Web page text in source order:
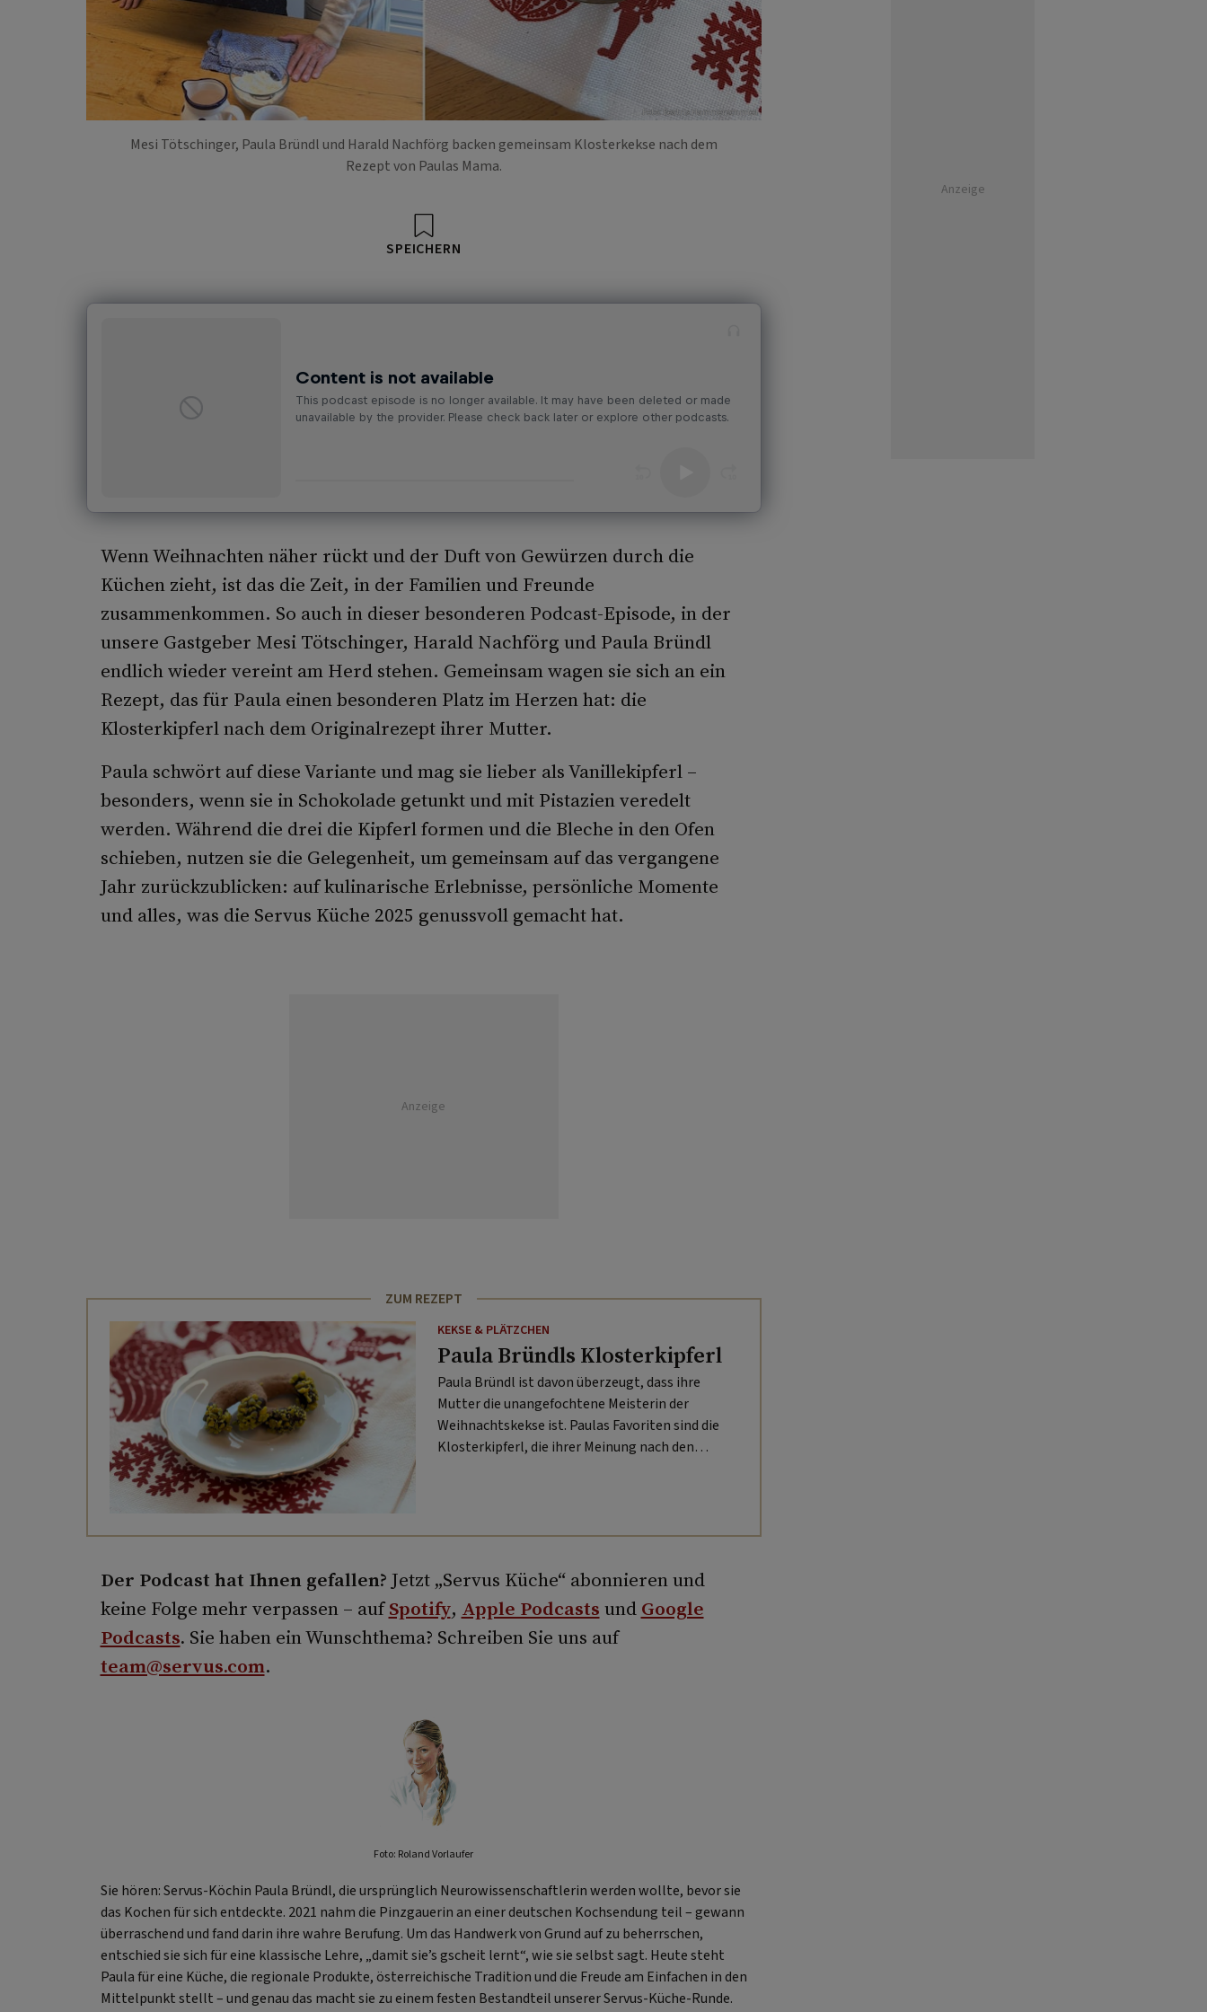
Foto: Beatrix Hammerschmied
Mesi Tötschinger, Paula Bründl und Harald Nachförg backen gemeinsam Klosterkekse nach dem
Rezept von Paulas Mama.
SPEICHERN
Wenn Weihnachten näher rückt und der Duft von Gewürzen durch die
Küchen zieht, ist das die Zeit, in der Familien und Freunde
zusammenkommen. So auch in dieser besonderen Podcast-Episode, in der
unsere Gastgeber Mesi Tötschinger, Harald Nachförg und Paula Bründl
endlich wieder vereint am Herd stehen. Gemeinsam wagen sie sich an ein
Rezept, das für Paula einen besonderen Platz im Herzen hat: die
Klosterkipferl nach dem Originalrezept ihrer Mutter.
Paula schwört auf diese Variante und mag sie lieber als Vanillekipferl –
besonders, wenn sie in Schokolade getunkt und mit Pistazien veredelt
werden. Während die drei die Kipferl formen und die Bleche in den Ofen
schieben, nutzen sie die Gelegenheit, um gemeinsam auf das vergangene
Jahr zurückzublicken: auf kulinarische Erlebnisse, persönliche Momente
und alles, was die Servus Küche 2025 genussvoll gemacht hat.
Anzeige
ZUM REZEPT
KEKSE & PLÄTZCHEN
Paula Bründls Klosterkipferl
Paula Bründl ist davon überzeugt, dass ihre
Mutter die unangefochtene Meisterin der
Weihnachtskekse ist. Paulas Favoriten sind die
Klosterkipferl, die ihrer Meinung nach den
Der Podcast hat Ihnen gefallen? Jetzt „Servus Küche“ abonnieren und
keine Folge mehr verpassen – aufSpotify, Apple Podcasts und Google
Podcasts. Sie haben ein Wunschthema? Schreiben Sie uns auf
team@servus.com.
Foto: Roland Vorlaufer
Sie hören: Servus-Köchin Paula Bründl, die ursprünglich Neurowissenschaftlerin werden wollte, bevor sie
das Kochen für sich entdeckte. 2021 nahm die Pinzgauerin an einer deutschen Kochsendung teil – gewann
überraschend und fand darin ihre wahre Berufung. Um das Handwerk von Grund auf zu beherrschen,
entschied sie sich für eine klassische Lehre, „damit sie’s gscheit lernt“, wie sie selbst sagt. Heute steht
Paula für eine Küche, die regionale Produkte, österreichische Tradition und die Freude am Einfachen in den
Mittelpunkt stellt – und genau das macht sie zu einem festen Bestandteil unserer Servus-Küche-Runde.
Anzeige